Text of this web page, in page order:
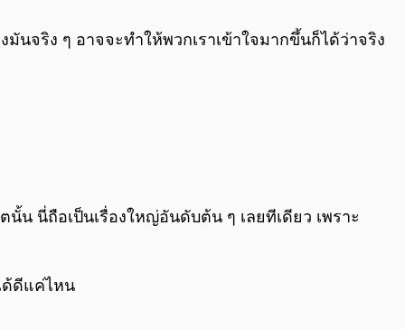
นจริง ๆ อาจจะทำให้พวกเราเข้าใจมากขึ้นก็ได้ว่าจริง
น นี่ถือเป็นเรื่องใหญ่อันดับต้น ๆ เลยทีเดียว เพราะ
ด้ดีแค่ไหน